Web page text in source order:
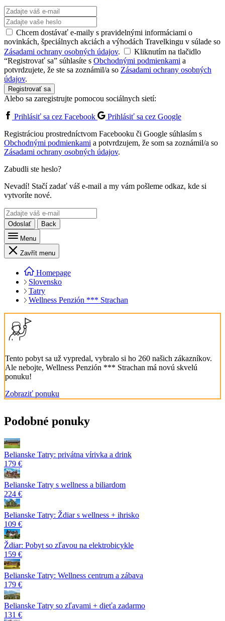
Chcem dostávať e-maily s pravidelnými informáciami o
novinkách, špeciálnych akciách a výhodách Travelkingu v súlade so
Zásadami ochrany osobných údajov.
Kliknutím na tlačidlo
“Registrovať sa” súhlasíte s Obchodnými podmienkami a
potvrdzujete, že ste sa zoznámil/a so Zásadami ochrany osobných
údajov.
Registrovať sa
Alebo sa zaregistrujte pomocou sociálnych sietí:
Prihlásiť sa cez Facebook
Prihlásiť sa cez Google
Registráciou prostredníctvom Facebooku či Google súhlasím s
Obchodnými podmienkami a potvrdzujem, že som sa zoznámil/a so
Zásadami ochrany osobných údajov.
Zabudli ste heslo?
Nevadí! Stačí zadať váš e-mail a my vám pošleme odkaz, kde si
vytvoríte nové.
Odoslať
Back
Menu
Zavřít menu
Homepage
Slovensko
Tatry
Wellness Penzión *** Strachan
Tento pobyt sa už vypredal, vybralo si ho 260 našich zákazníkov.
Ale nebojte, Wellness Penzión *** Strachan má novú skvelú
ponuku!
Zobraziť ponuku
Podobné ponuky
Belianske Tatry: privátna vírivka a drink
179 €
Belianske Tatry s wellness a biliardom
224 €
Belianske Tatry: Ždiar s wellness + ihrisko
109 €
Ždiar: Pobyt so zľavou na elektrobicykle
159 €
Belianske Tatry: Wellness centrum a zábava
179 €
Belianske Tatry so zľavami + dieťa zadarmo
131 €